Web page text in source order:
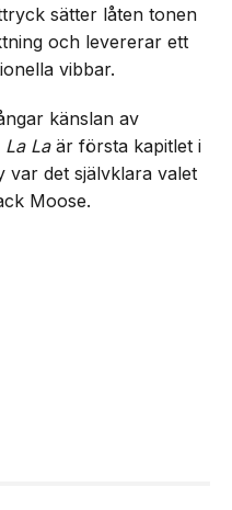
sätter låten tonen
och levererar ett
vibbar.
känslan av
La Laär första kapitlet i
var det självklara valet
Moose.